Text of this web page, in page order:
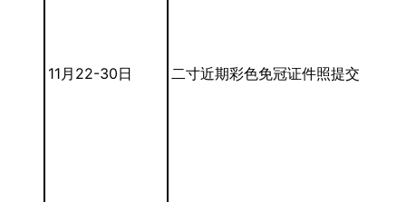
11月22-30日 二寸近期彩色免冠证件照提交